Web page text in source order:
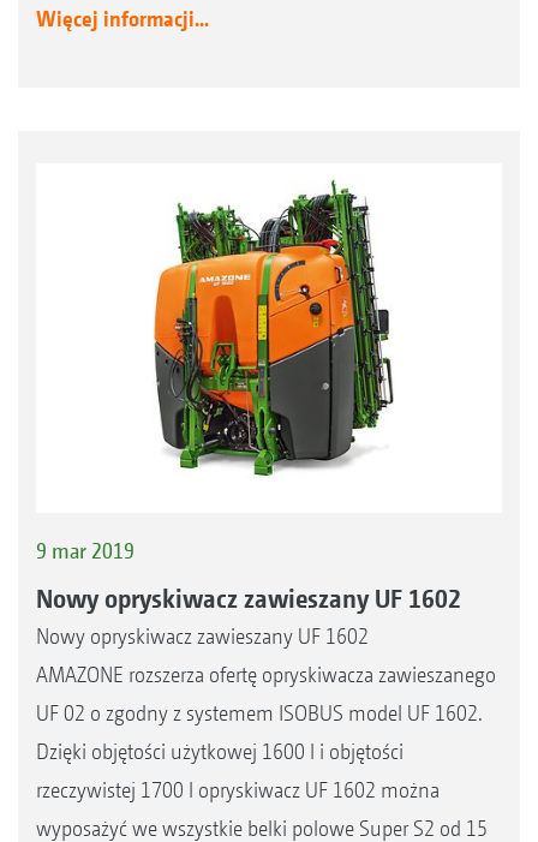
Więcej informacji...
9 mar 2019
Nowy opryskiwacz zawieszany UF 1602
Nowy opryskiwacz zawieszany UF 1602
AMAZONE rozszerza ofertę opryskiwacza zawieszanego
UF 02 o zgodny z systemem ISOBUS model UF 1602.
Dzięki objętości użytkowej 1600 l i objętości
rzeczywistej 1700 l opryskiwacz UF 1602 można
wyposażyć we wszystkie belki polowe Super S2 od 15